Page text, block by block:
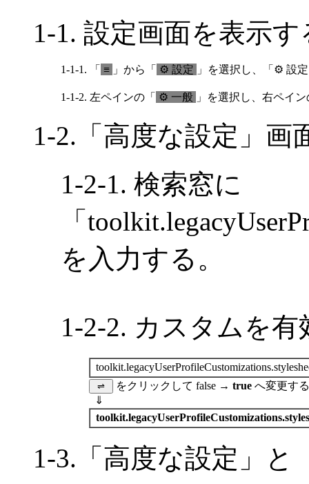
1-1. 設定画面を表示す
1-1-1. 「 ≡ 」から「 ⚙ 設定 」を選択し、「⚙ 設
1-1-2. 左ペインの「 ⚙ 一般 」を選択し、右ペイ
1-2.「高度な設定」画
1-2-1. 検索窓に
「
を入力する。
1-2-2. カスタムを
をクリックして false → true へ変更す
⇓
1-3.「高度な設定」と